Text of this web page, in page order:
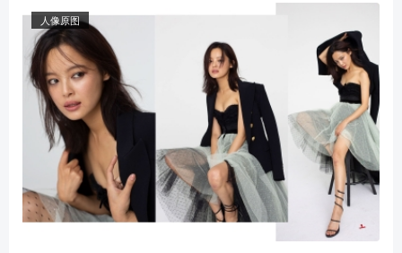
人像原图